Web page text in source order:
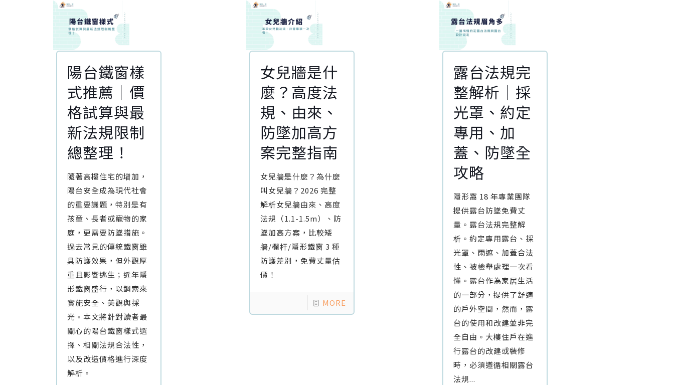
陽台鐵窗樣
式推薦｜價
格試算與最
新法規限制
總整理！
隨著高樓住宅的增加，
陽台安全成為現代社會
的重要議題，特別是有
孩童、長者或寵物的家
庭，更需要防墜措施。
過去常見的傳統鐵窗雖
具防護效果，但外觀厚
重且影響逃生；近年隱
形鐵窗盛行，以鋼索來
實施安全、美觀與採
光。本文將針對讀者最
關心的陽台鐵窗樣式選
擇、相關法規合法性，
以及改造價格進行深度
解析。
女兒牆是什
麼？高度法
規、由來、
防墜加高方
案完整指南
女兒牆是什麼？為什麼
叫女兒牆？2026 完整
解析女兒牆由來、高度
法規（1.1-1.5m）、防
墜加高方案，比較矮
牆/欄杆/隱形鐵窗 3 種
防護差別，免費丈量估
價！
MORE
露台法規完
整解析｜採
光罩、約定
專用、加
蓋、防墜全
攻略
隱形窩 18 年專業團隊
提供露台防墜免費丈
量。露台法規完整解
析。約定專用露台、採
光罩、雨遮、加蓋合法
性、被檢舉處理一次看
懂。露台作為家居生活
的一部分，提供了舒適
的戶外空間，然而，露
台的使用和改建並非完
全自由。大樓住戶在進
行露台的改建或裝修
時，必須遵循相關露台
法規...